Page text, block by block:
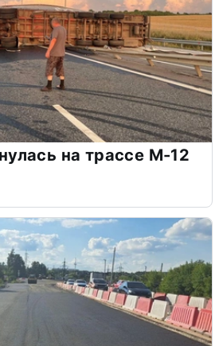
на трассе М-12